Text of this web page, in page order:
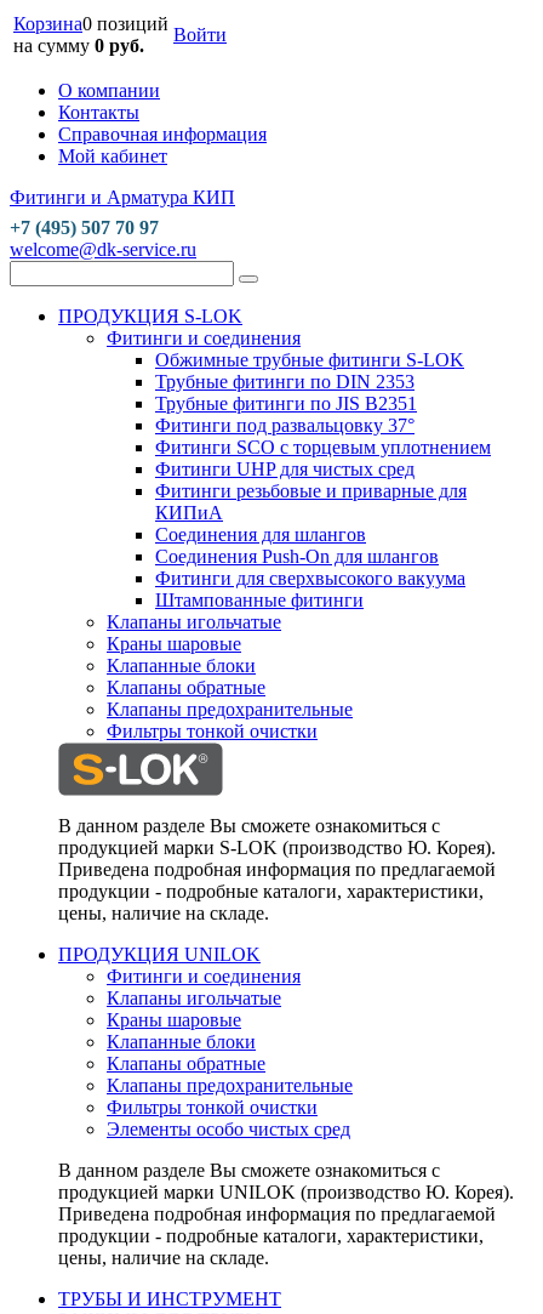
Корзина0 позиций
на сумму 0 руб.
Войти
О компании
Контакты
Справочная информация
Мой кабинет
Фитинги и Арматура КИП
+7 (495) 507 70 97
welcome@dk-service.ru
ПРОДУКЦИЯ S-LOK
Фитинги и соединения
Обжимные трубные фитинги S-LOK
Трубные фитинги по DIN 2353
Трубные фитинги по JIS B2351
Фитинги под развальцовку 37°
Фитинги SCO с торцевым уплотнением
Фитинги UHP для чистых сред
Фитинги резьбовые и приварные для
КИПиА
Соединения для шлангов
Соединения Push-On для шлангов
Фитинги для сверхвысокого вакуума
Штампованные фитинги
Клапаны игольчатые
Краны шаровые
Клапанные блоки
Клапаны обратные
Клапаны предохранительные
Фильтры тонкой очистки
В данном разделе Вы сможете ознакомиться с
продукцией марки S-LOK (производство Ю. Корея).
Приведена подробная информация по предлагаемой
продукции - подробные каталоги, характеристики,
цены, наличие на складе.
ПРОДУКЦИЯ UNILOK
Фитинги и соединения
Клапаны игольчатые
Краны шаровые
Клапанные блоки
Клапаны обратные
Клапаны предохранительные
Фильтры тонкой очистки
Элементы особо чистых сред
В данном разделе Вы сможете ознакомиться с
продукцией марки UNILOK (производство Ю. Корея).
Приведена подробная информация по предлагаемой
продукции - подробные каталоги, характеристики,
цены, наличие на складе.
ТРУБЫ И ИНСТРУМЕНТ